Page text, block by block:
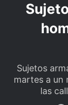
Sujetos
martes a un
las